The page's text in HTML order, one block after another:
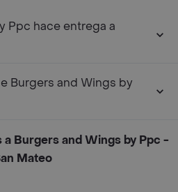
Ppc hace entrega a
Burgers and Wings by
Burgers and Wings by Ppc -
Mateo